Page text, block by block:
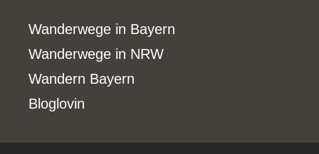
Wanderwege in Bayern
Wanderwege in NRW
Wandern Bayern
Bloglovin